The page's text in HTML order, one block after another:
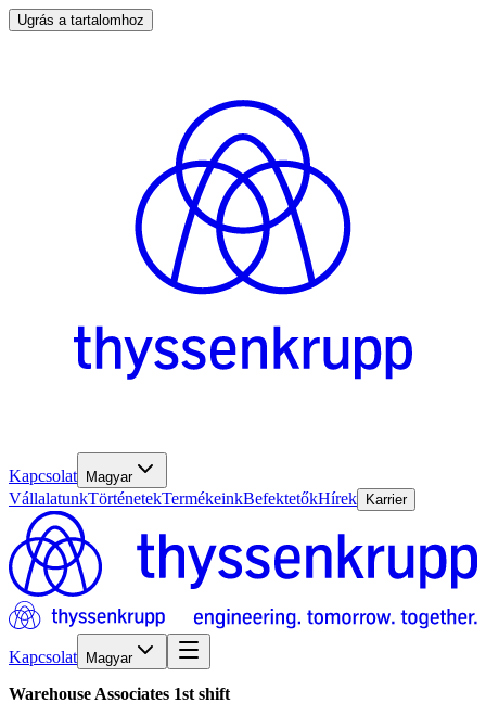
Ugrás a tartalomhoz
Kapcsolat Magyar
VállalatunkTörténetekTermékeinkBefektetőkHírek Karrier
Kapcsolat Magyar
Warehouse Associates 1st shift